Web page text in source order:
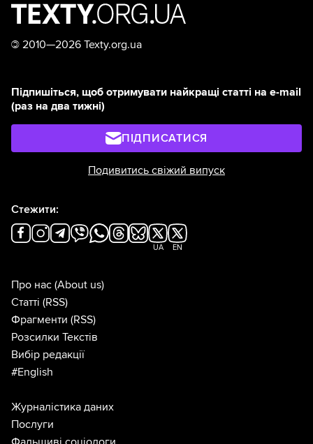
© 2010—2026 Texty.org.ua
Підпишіться, щоб отримувати найкращі статті на e-mail
(раз на два тижні)
ПІДПИСАТИСЯ
Подивитись свіжий випуск
Стежити:
UA EN
Про нас (About us)
Статті (RSS)
Фрагменти (RSS)
Розсилки Текстів
Вибір редакції
#English
Журналістика даних
Послуги